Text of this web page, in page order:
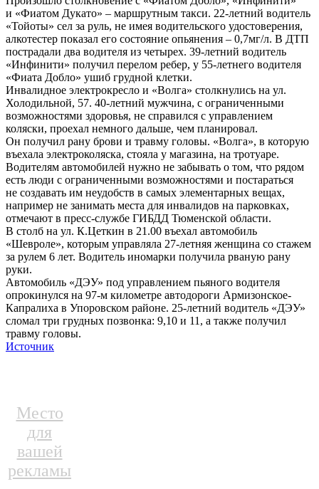
и «Фиатом Дукато» – маршрутным такси. 22-летний водитель
«Тойоты» сел за руль, не имея водительского удостоверения,
алкотестер показал его состояние опьянения – 0,7мг/л. В ДТП
пострадали два водителя из четырех. 39-летний водитель
«Инфинити» получил перелом ребер, у 55-летнего водителя
«Фиата Добло» ушиб грудной клетки.
Инвалидное электрокресло и «Волга» столкнулись на ул.
Холодильной, 57. 40-летний мужчина, с ограниченными
возможностями здоровья, не справился с управлением
коляски, проехал немного дальше, чем планировал.
Он получил рану брови и травму головы. «Волга», в которую
въехала электроколяска, стояла у магазина, на тротуаре.
Водителям автомобилей нужно не забывать о том, что рядом
есть люди с ограниченными возможностями и постараться
не создавать им неудобств в самых элементарных вещах,
например не занимать места для инвалидов на парковках,
отмечают в пресс-службе ГИБДД Тюменской области.
В столб на ул. К.Цеткин в 21.00 въехал автомобиль
«Шевроле», которым управляла 27-летняя женщина со стажем
за рулем 6 лет. Водитель иномарки получила рваную рану
руки.
Автомобиль «ДЭУ» под управлением пьяного водителя
опрокинулся на 97-м километре автодороги Армизонское-
Капралиха в Упоровском районе. 25-летний водитель «ДЭУ»
сломал три грудных позвонка: 9,10 и 11, а также получил
травму головы.
Источник
Место
для
вашей
рекламы